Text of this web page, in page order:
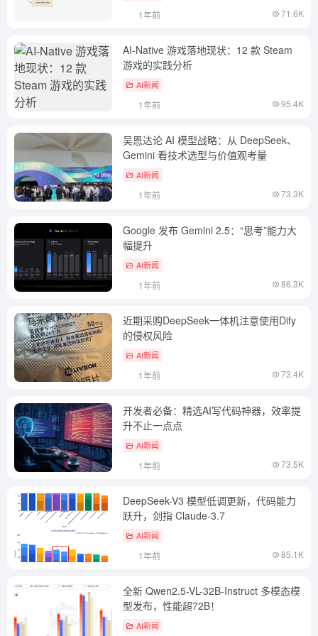
1年前 71.6K
AI-Native 游戏落地现状：12 款 Steam
游戏的实践分析
AI新闻
1年前 95.4K
吴恩达论 AI 模型战略：从 DeepSeek、
Gemini 看技术选型与价值观考量
AI新闻
1年前 73.3K
Google 发布 Gemini 2.5：“思考”能力大
幅提升
AI新闻
1年前 86.3K
近期采购DeepSeek一体机注意使用Dify
的侵权风险
AI新闻
1年前 73.4K
开发者必备：精选AI写代码神器，效率提
升不止一点点
AI新闻
1年前 73.5K
DeepSeek-V3 模型低调更新，代码能力
跃升，剑指 Claude-3.7
AI新闻
1年前 85.1K
全新 Qwen2.5-VL-32B-Instruct 多模态模
型发布，性能超72B！
AI新闻